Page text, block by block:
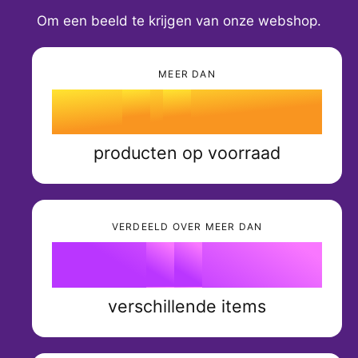
Om een beeld te krijgen van onze webshop.
MEER DAN
1
3
4
5
6
7
8
.
0
1
2
3
4
5
6
7
mil
producten op voorraad
VERDEELD OVER MEER DAN
0
1
2
1
2
3
4
5
6
7
verschillende items
0
0
1
2
3
4
5
6